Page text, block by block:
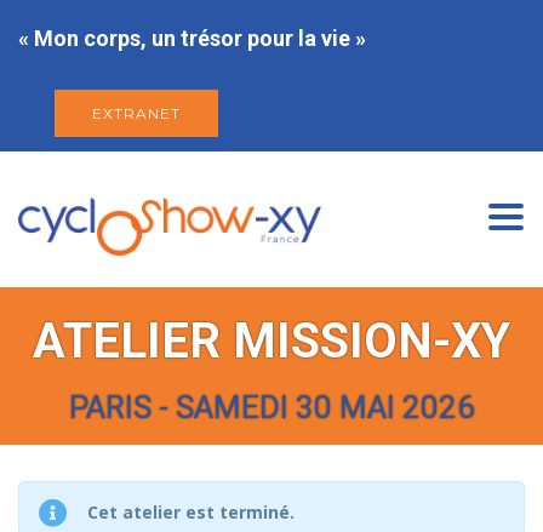
« Mon corps, un trésor pour la vie »
EXTRANET
ATELIER MISSION-XY
PARIS - SAMEDI 30 MAI 2026
Cet atelier est terminé.